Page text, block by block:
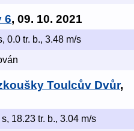
6, 09. 10. 2021
0.0 tr. b., 3.48 m/s
Toulcův Dvůr,
18.23 tr. b., 3.04 m/s